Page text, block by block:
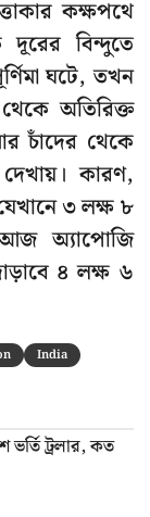
কক্ষপথে
বিন্দুতে
ঘটে, তখন
অতিরিক্ত
চাঁদের থেকে
কারণ,
৩ লক্ষ ৮
আজ অ্যাপোজি
৪ লক্ষ ৬
India
ট্রলার, কত